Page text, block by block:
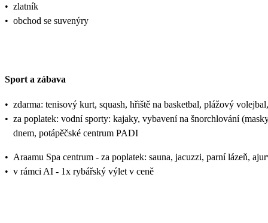
• zlatník
• obchod se suvenýry
Sport a zábava
• zdarma: tenisový kurt, squash, hřiště na basketbal, plážový
• za poplatek: vodní sporty: kajaky, vybavení na šnorchlování
dnem, potápěčské centrum PADI
• Araamu Spa centrum - za poplatek: sauna, jacuzzi, parní lázeň,
• v rámci AI - 1x rybářský výlet v ceně